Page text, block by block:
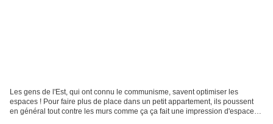
Les gens de l'Est, qui ont connu le communisme, savent optimiser les
espaces ! Pour faire plus de place dans un petit appartement, ils poussent
en général tout contre les murs comme ça ça fait une impression d'espace